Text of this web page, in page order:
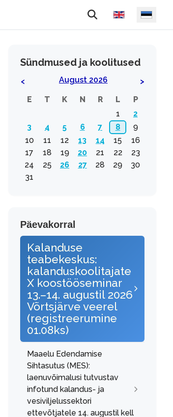
Vali keel
Sündmused ja koolitused
< August 2026
>
E
T K N R L
P
1
2
3
4 5 6 7 8
9
10
11 12 13 14 15
16
17
18 19 20 21 22
23
24
25 26 27 28 29
30
31
Päevakorral
Kalanduse
teabekeskus:
kalanduskoolitajate
X koostööseminar
13.–14. augustil 2026
Võrtsjärve veerel
(registreerumine
01.08ks)
Maaelu Edendamise
Sihtasutus (MES):
laenuvõimalusi tutvustav
infotund kalandus- ja
vesiviljelussektori
ettevõtjatele 14. augustil kell